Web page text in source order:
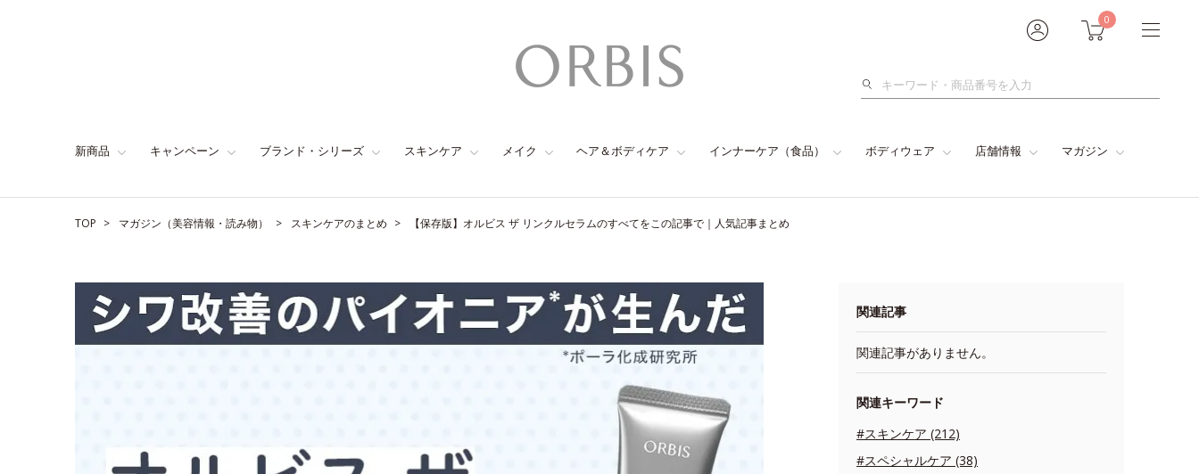
0
検
新商品 キャンペーン ブランド・シリーズ スキンケア メイク ヘア＆ボディケア インナーケア（食品） ボディウェア 店舗情報 マガジン
TOP マガジン（美容情報・読み物） スキンケアのまとめ 【保存版】オルビス ザ リンクルセラムのすべてをこの記事で｜人気記事まとめ
関連記事
関連記事がありません。
関連キーワード
#スキンケア (212)
#スペシャルケア (38)